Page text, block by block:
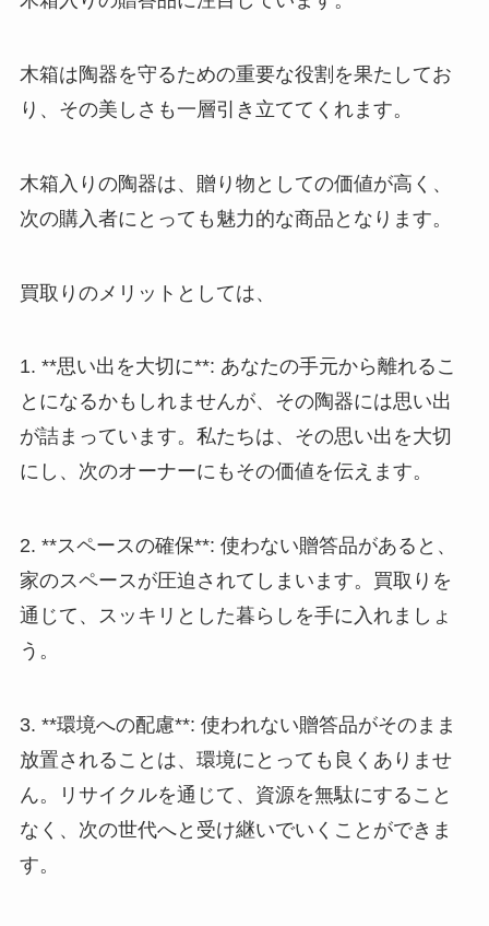
木箱は陶器を守るための重要な役割を果たしてお
り、その美しさも一層引き立ててくれます。
木箱入りの陶器は、贈り物としての価値が高く、
次の購入者にとっても魅力的な商品となります。
買取りのメリットとしては、
1. **思い出を大切に**: あなたの手元から離れるこ
とになるかもしれませんが、その陶器には思い出
が詰まっています。私たちは、その思い出を大切
にし、次のオーナーにもその価値を伝えます。
2. **スペースの確保**: 使わない贈答品があると、
家のスペースが圧迫されてしまいます。買取りを
通じて、スッキリとした暮らしを手に入れましょ
う。
3. **環境への配慮**: 使われない贈答品がそのまま
放置されることは、環境にとっても良くありませ
ん。リサイクルを通じて、資源を無駄にすること
なく、次の世代へと受け継いでいくことができま
す。